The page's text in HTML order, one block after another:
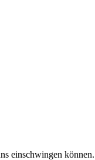
einschwingen